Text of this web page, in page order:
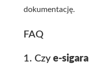
dokumentację.
FAQ
1. Czy e-sigara